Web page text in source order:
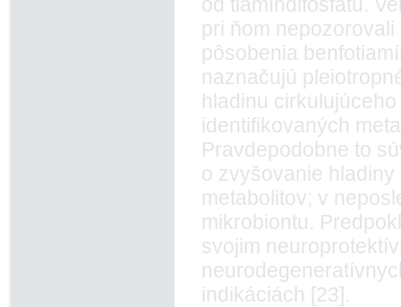
pri ňom
pôsobenia
naznačujú
hladinu
identifikovaných
Pravdepodobne to
o zvyšovanie
metabolitov; v
mikrobio­ntu.
svojim
indikáciách [23].